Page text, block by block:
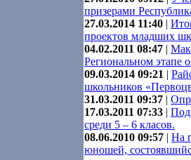
призерами
27.03.2014 11:40 |
проектов младших
04.02.2011 08:47 |
Региональном этапе
09.03.2014 09:21 |
школьников
31.03.2011 09:37 |
17.03.2011 07:33 |
среди 5 – 6 класов.
08.06.2010 09:57 | На
юношей,